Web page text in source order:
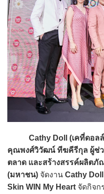
Cathy Doll (เคที่ดอล
คุณพงศ์วิวัฒน์ ทีฆคีรีกุล ผู้ช่ว
ตลาด และสร้างสรรค์ผลิต
(มหาชน) จัดงาน Cathy
Skin WIN My Heart จัดกิจ